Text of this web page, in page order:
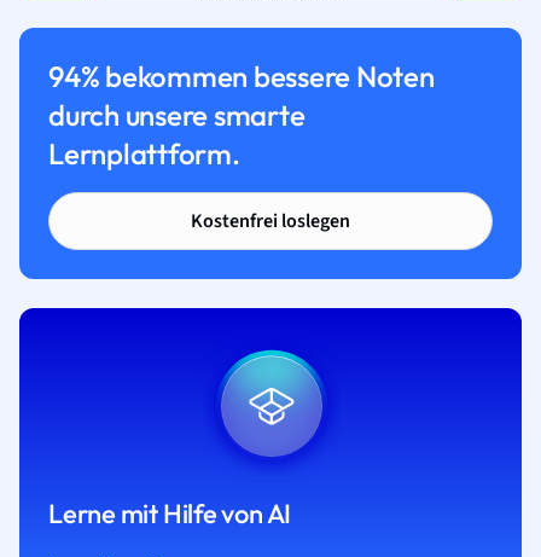
94% bekommen bessere Noten
durch unsere smarte
Lernplattform.
Kostenfrei loslegen
Lerne mit Hilfe von AI